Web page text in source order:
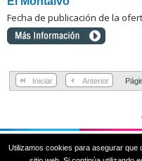
Fecha de publicación de la
Iniciar Anterior
Plaza del Ayuntamiento, 1.
Utilizamos cookies para asegurar que